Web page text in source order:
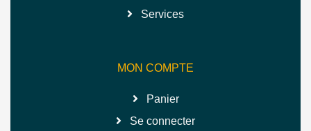
Services
MON COMPTE
Panier
Se connecter